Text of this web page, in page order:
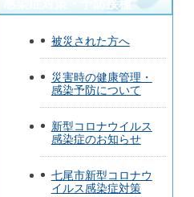
感染症対策・予防接種
被災された方へ
災害時の健康管理・
感染予防について
新型コロナウイルス
感染症のお知らせ
七尾市新型コロナウ
イルス感染症対策